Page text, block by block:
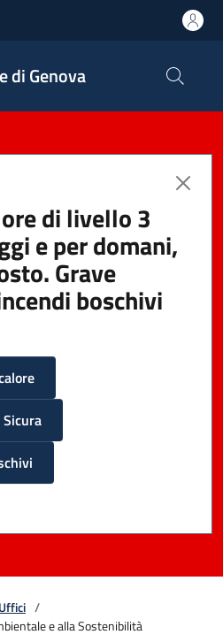
di Genova
di livello 3
e per domani,
Grave
boschivi
Uffici /
e alla Sostenibilità